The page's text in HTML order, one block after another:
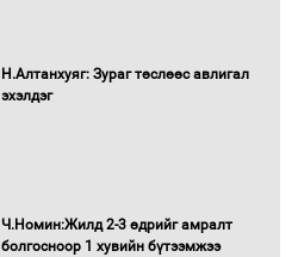
шилжиж, найр наадам, зөвлөгөөн,
гадаад томилолтыг хориглолоо
Н.Алтанхуяг: Зураг төслөөс авлигал
эхэлдэг
Ч.Номин:Жилд 2-3 өдрийг амралт
болгосноор 1 хувийн бүтээмжээ